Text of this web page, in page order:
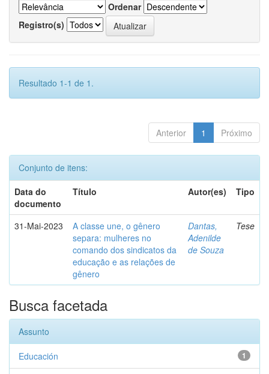
Ordenar
Registro(s)
Resultado 1-1 de 1.
Anterior 1 Próximo
Conjunto de itens:
Data do
documento
Título Autor(es) Tipo
31-Mai-2023
A classe une, o gênero
separa: mulheres no
comando dos sindicatos da
educação e as relações de
gênero
Dantas,
Adenilde
de Souza
Tese
Busca facetada
Assunto
1
Educación